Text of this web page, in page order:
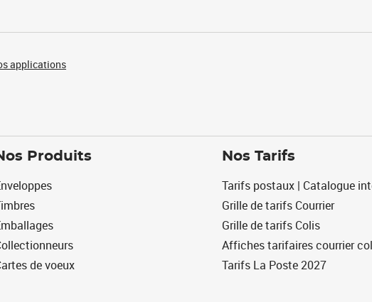
applications
Produits
de voeux
Nos Tarifs
Tarifs postaux | Catalogue
Grille de tarifs Courrier
Grille de tarifs Colis
Affiches tarifaires courrier
Tarifs La Poste 2027